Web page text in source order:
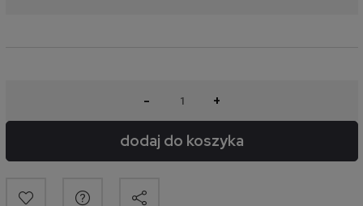
- +
dodaj do koszyka